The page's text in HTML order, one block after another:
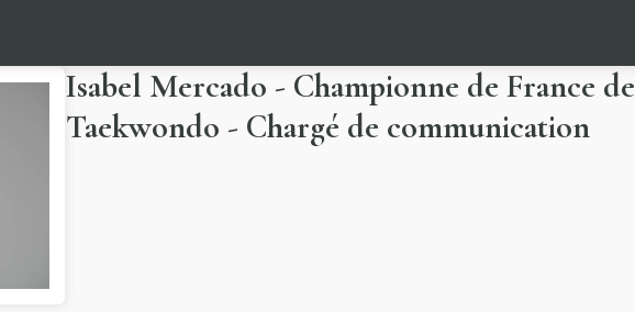
Isabel Mercado - Championne de France de
Taekwondo - Chargé de communication